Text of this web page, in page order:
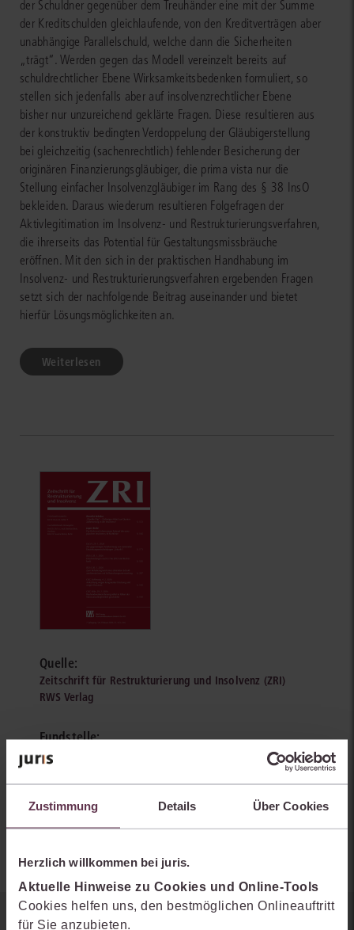
Zustimmung Details Über Cookies
Herzlich willkommen bei juris.
Aktuelle Hinweise zu Cookies und Online-Tools
Cookies helfen uns, den bestmöglichen Onlineauftritt
für Sie anzubieten.
der Schuldner gegenüber dem Treuhänder eine mit der Summe
der Kreditschulden gleichlaufende, von den Kreditverträgen aber
unabhängige Parallelschuld, welche dann die Sicherheiten
„trägt“. Werden gegen das Modell vereinzelt bereits auf
schuldrechtlicher Ebene Wirksamkeitsbedenken formuliert, so
stellen sich jedenfalls aber auf insolvenzrechtlicher Ebene
bisher nur unzureichend geklärte Fragen. Diese resultieren aus
der konstruktiv bedingten Verdoppelung der Gläubigerstellung
bei gleichzeitig (sachenrechtlich) fehlender Besicherung der
originären Finanzierungsgläubiger, die prima vista nur die
Stellung einfacher Insolvenzgläubiger im Rang des § 38 InsO
bekleiden. Daraus wiederum resultieren Folgefragen der
Aktivlegitimation im Insolvenz- und Restrukturierungsverfahren,
die ihrerseits das Potential für Gestaltungsmissbräuche
eröffnen. Mit den sich in der praktischen Handhabung im
Insolvenz- und Restrukturierungsverfahren ergebenden Fragen
setzt sich der nachfolgende Beitrag auseinander und bietet
hierfür Lösungsmöglichkeiten an.
Weiterlesen
Quelle:
Zeitschrift für Restrukturierung und Insolvenz (ZRI)
RWS Verlag
Fundstelle:
ZRI 2025, 797-803
Gerrit Hölzle